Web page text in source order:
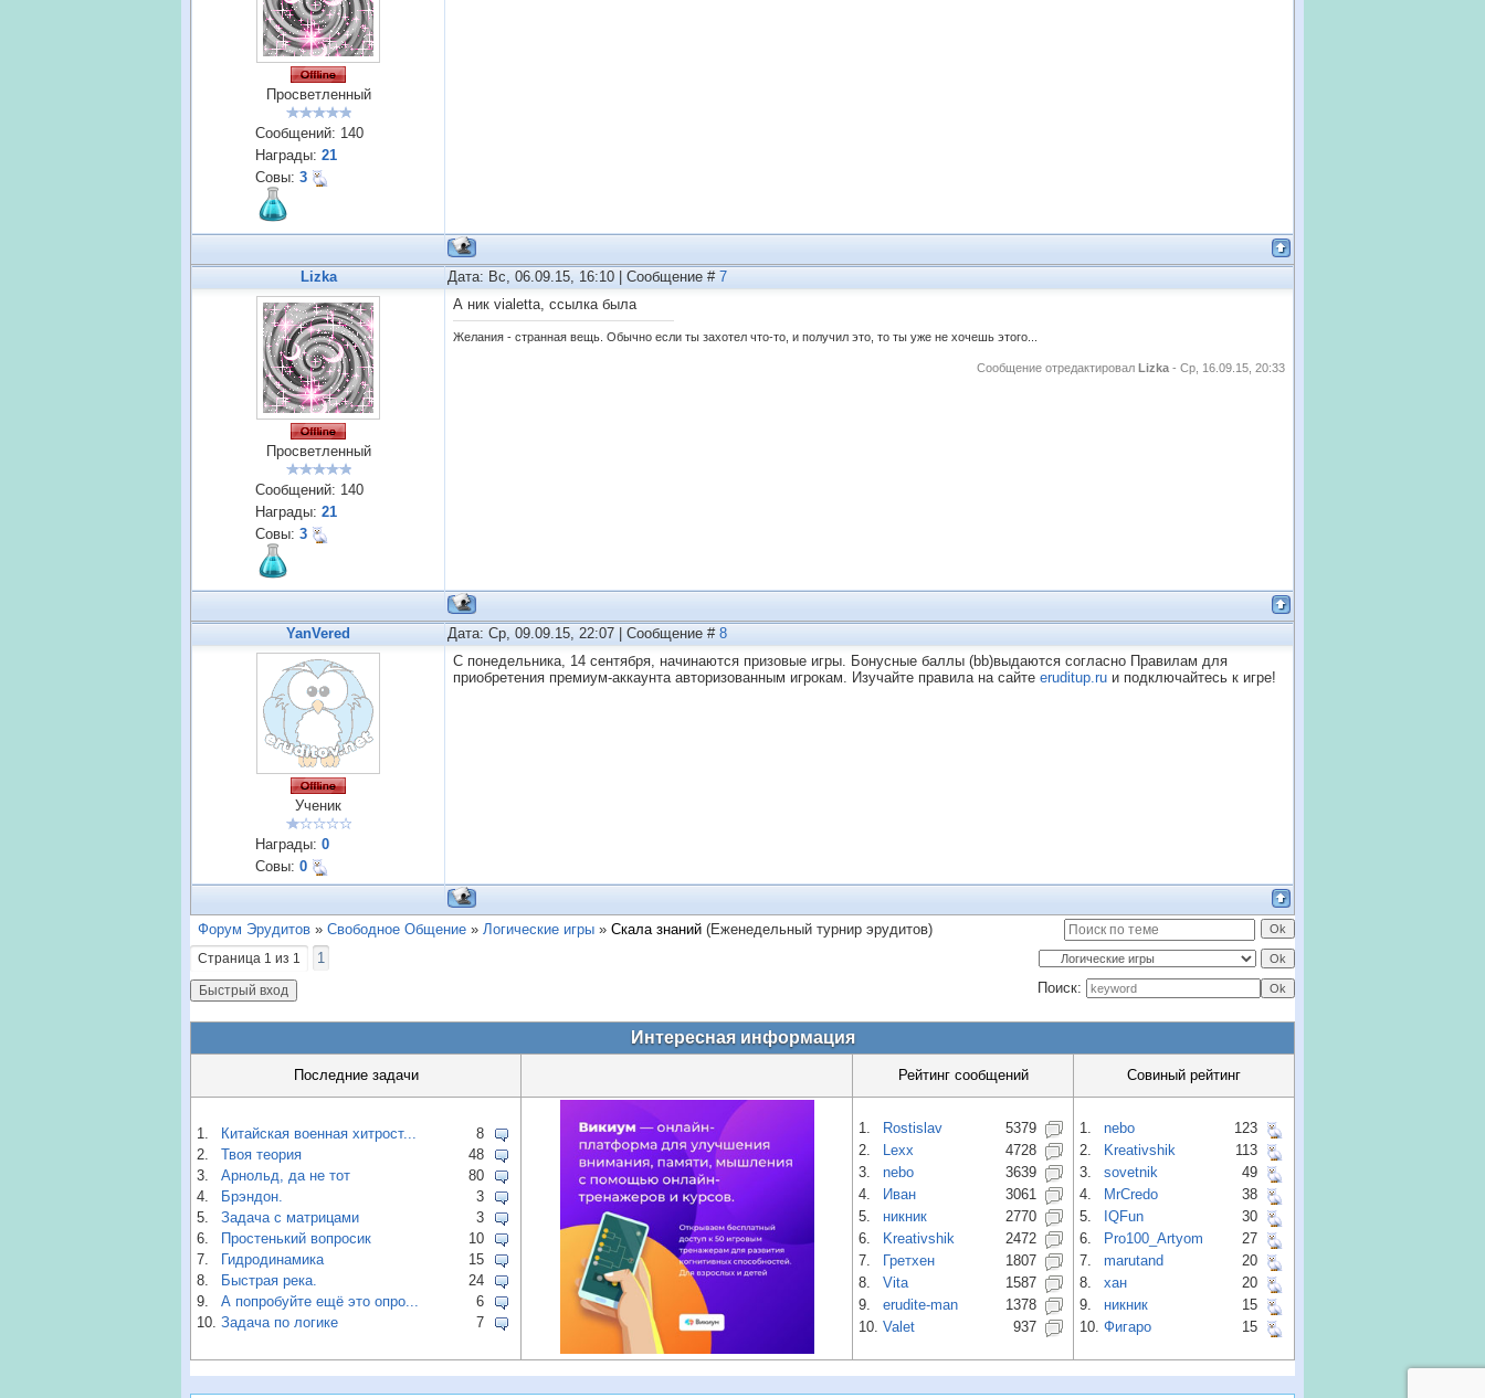
Просветленный
Сообщений: 140
Награды: 21
Совы: 3
Lizka Дата: Вс, 06.09.15, 16:10 | Сообщение # 7
Просветленный
Сообщений: 140
Награды: 21
Совы: 3
А ник vialetta, ссылка была
Желания - странная вещь. Обычно если ты захотел что-то, и получил это, то ты уже не хочешь этого...
Сообщение отредактировал Lizka - Ср, 16.09.15, 20:33
YanVered Дата: Ср, 09.09.15, 22:07 | Сообщение # 8
Ученик
Награды: 0
Совы: 0
С понедельника, 14 сентября, начинаются призовые игры. Бонусные баллы (bb)выдаются согласно Правилам для
приобретения премиум-аккаунта авторизованным игрокам. Изучайте правила на сайте eruditup.ru и подключайтесь к игре!
Форум Эрудитов » Свободное Общение » Логические игры » Скала знаний (Еженедельный турнир эрудитов)
Страница 1 из 1
1
Поиск:
Интересная информация
Последние задачи Рейтинг сообщений Совиный рейтинг
1. Китайская военная хитрост...
8
2.
Твоя теория
48
3.
Арнольд, да не тот
80
4.
Брэндон.
3
5.
Задача с матрицами
3
6.
Простенький вопросик
10
7.
Гидродинамика
15
8.
Быстрая река.
24
9.
А попробуйте ещё это опро...
6
10. Задача по логике 7
1. Rostislav
5379
2.
Lexx
4728
3.
nebo
3639
4.
Иван
3061
5.
никник
2770
6.
Kreativshik
2472
7.
Гретхен
1807
8.
Vita
1587
9.
erudite-man
1378
10. Valet 937
1. nebo
123
2.
Kreativshik
113
3.
sovetnik
49
4.
MrCredo
38
5.
IQFun
30
6.
Pro100_Artyom
27
7.
marutand
20
8.
хан
20
9.
никник
15
10. Фигаро 15